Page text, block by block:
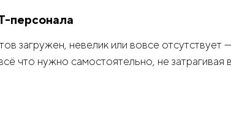
персонала
загружен, невелик или вовсе
что нужно самостоятельно, не затрагивая